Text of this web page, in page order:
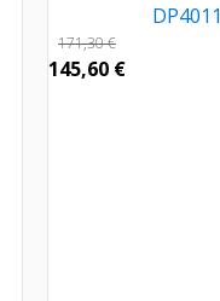
DP4011
171,30€
145,60 €